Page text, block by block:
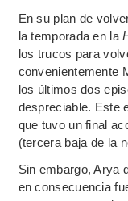
En su plan de
la temporada en la
los trucos para
convenientemente
los últimos dos
despreciable. Este
que tuvo un final
(tercera baja de la
Sin embargo, Arya
en consecuencia